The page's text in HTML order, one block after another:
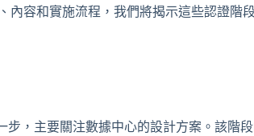
內容和實施流程，我們將揭示這些認證階
，主要關注數據中心的設計方案。該階